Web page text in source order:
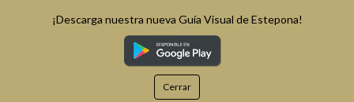
¡Descarga nuestra nueva Guía Visual de Estepona!
Cerrar